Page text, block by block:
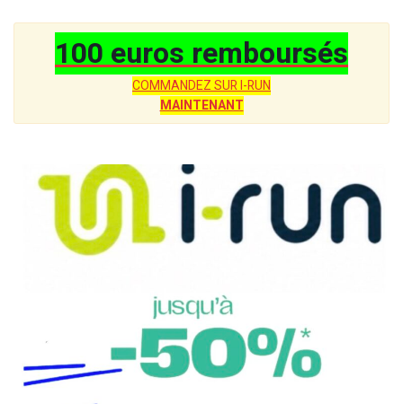
100 euros remboursés
COMMANDEZ SUR I-RUN
MAINTENANT